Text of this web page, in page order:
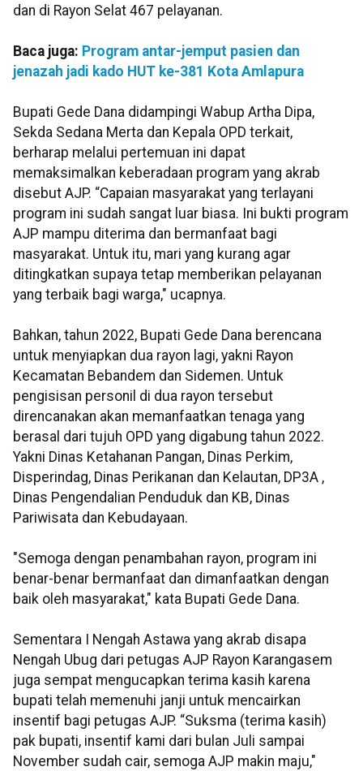
dan di Rayon Selat 467 pelayanan.
Baca juga: Program antar-jemput pasien dan
jenazah jadi kado HUT ke-381 Kota Amlapura
Bupati Gede Dana didampingi Wabup Artha Dipa,
Sekda Sedana Merta dan Kepala OPD terkait,
berharap melalui pertemuan ini dapat
memaksimalkan keberadaan program yang akrab
disebut AJP. “Capaian masyarakat yang terlayani
program ini sudah sangat luar biasa. Ini bukti program
AJP mampu diterima dan bermanfaat bagi
masyarakat. Untuk itu, mari yang kurang agar
ditingkatkan supaya tetap memberikan pelayanan
yang terbaik bagi warga," ucapnya.
Bahkan, tahun 2022, Bupati Gede Dana berencana
untuk menyiapkan dua rayon lagi, yakni Rayon
Kecamatan Bebandem dan Sidemen. Untuk
pengisisan personil di dua rayon tersebut
direncanakan akan memanfaatkan tenaga yang
berasal dari tujuh OPD yang digabung tahun 2022.
Yakni Dinas Ketahanan Pangan, Dinas Perkim,
Disperindag, Dinas Perikanan dan Kelautan, DP3A ,
Dinas Pengendalian Penduduk dan KB, Dinas
Pariwisata dan Kebudayaan.
"Semoga dengan penambahan rayon, program ini
benar-benar bermanfaat dan dimanfaatkan dengan
baik oleh masyarakat," kata Bupati Gede Dana.
Sementara I Nengah Astawa yang akrab disapa
Nengah Ubug dari petugas AJP Rayon Karangasem
juga sempat mengucapkan terima kasih karena
bupati telah memenuhi janji untuk mencairkan
insentif bagi petugas AJP. “Suksma (terima kasih)
pak bupati, insentif kami dari bulan Juli sampai
November sudah cair, semoga AJP makin maju,"